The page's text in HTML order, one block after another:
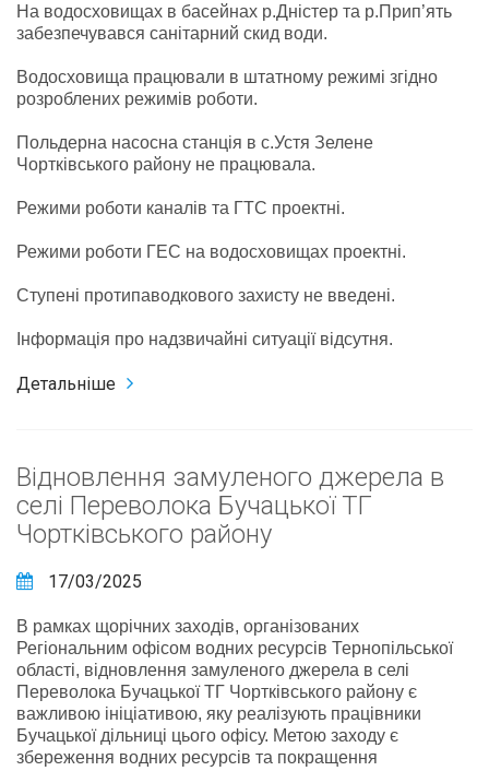
На водосховищах в басейнах р.Дністер та р.Прип’ять
забезпечувався санітарний скид води.
Водосховища працювали в штатному режимі згідно
розроблених режимів роботи.
Польдерна насосна станція в с.Устя Зелене
Чортківського району не працювала.
Режими роботи каналів та ГТС проектні.
Режими роботи ГЕС на водосховищах проектні.
Ступені протипаводкового захисту не введені.
Інформація про надзвичайні ситуації відсутня.
Детальніше
Відновлення замуленого джерела в
селі Переволока Бучацької ТГ
Чортківського району
17/03/2025
В рамках щорічних заходів, організованих
Регіональним офісом водних ресурсів Тернопільської
області, відновлення замуленого джерела в селі
Переволока Бучацької ТГ Чортківського району є
важливою ініціативою, яку реалізують працівники
Бучацької дільниці цього офісу. Метою заходу є
збереження водних ресурсів та покращення